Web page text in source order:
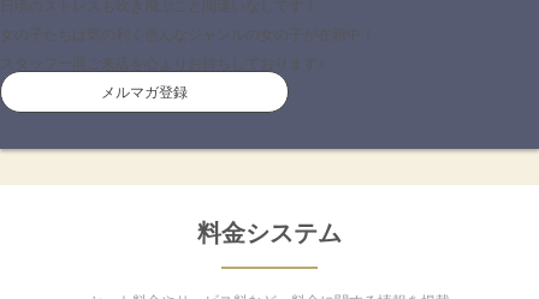
日頃のストレスも吹き飛ぶこと間違いなしです！
女の子たちは気の利く色んなジャンルの女の子が在籍中！
スタッフ一同ご来店を心よりお待ちしております♪
メルマガ登録
料金システム